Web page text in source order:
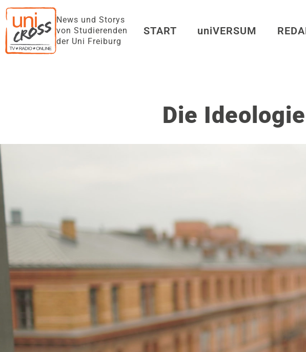
News und Storys
von Studierenden
der Uni Freiburg
START uniVERSUM
Die